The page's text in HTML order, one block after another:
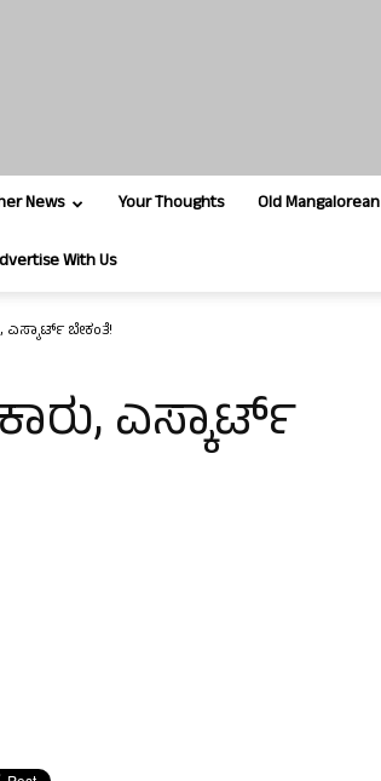
News Your Thoughts Old Mangalorean
With Us
ಬೇಕಂತೆ!
ಎಸ್ಕಾರ್ಟ್